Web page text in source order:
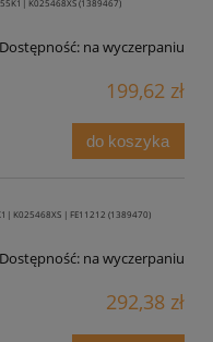
K025468XS (1389467)
Dostępność: na wyczerpaniu
199,62 zł
do koszyka
K025468XS | FE11212 (1389470)
Dostępność: na wyczerpaniu
292,38 zł